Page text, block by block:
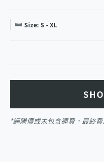
Size: S - XL
*網購價或未包含運費，最終